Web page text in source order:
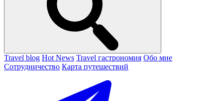
Travel blog Hot News Travel гастрономия Обо мне
Сотрудничество Карта путешествий